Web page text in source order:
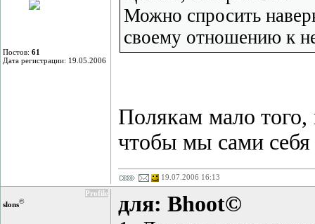
Постов: 61
Дата регистрации: 19.05.2006
Можно спросить
своему отношению к
Полякам мало того,
чтобы мы сами себя
19.07.2006 16:13
Profile
slons©
для: Bhoot©